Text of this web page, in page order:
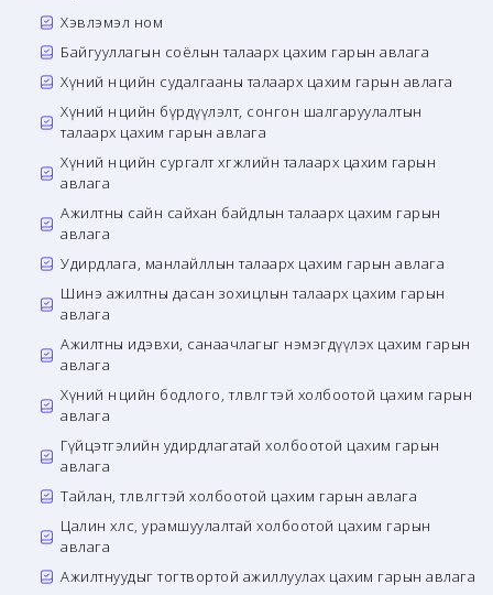
Хэвлэмэл ном
Байгууллагын соёлын талаарх цахим гарын авлага
Хүний нөөцийн судалгааны талаарх цахим гарын авлага
Хүний нөөцийн бүрдүүлэлт, сонгон шалгаруулалтын
талаарх цахим гарын авлага
Хүний нөөцийн сургалт хөгжлийн талаарх цахим гарын
авлага
Ажилтны сайн сайхан байдлын талаарх цахим гарын
авлага
Удирдлага, манлайллын талаарх цахим гарын авлага
Шинэ ажилтны дасан зохицлын талаарх цахим гарын
авлага
Ажилтны идэвхи, санаачлагыг нэмэгдүүлэх цахим гарын
авлага
Хүний нөөцийн бодлого, төлөвлөгөөтэй холбоотой цахим гарын
авлага
Гүйцэтгэлийн удирдлагатай холбоотой цахим гарын
авлага
Тайлан, төлөвлөгөөтэй холбоотой цахим гарын авлага
Цалин хөлс, урамшуулалтай холбоотой цахим гарын
авлага
Ажилтнуудыг тогтвортой ажиллуулах цахим гарын авлага